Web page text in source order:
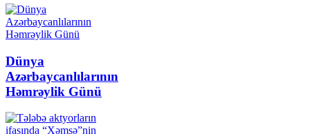
Dünya
Azərbaycanlılarının
Həmrəylik Günü